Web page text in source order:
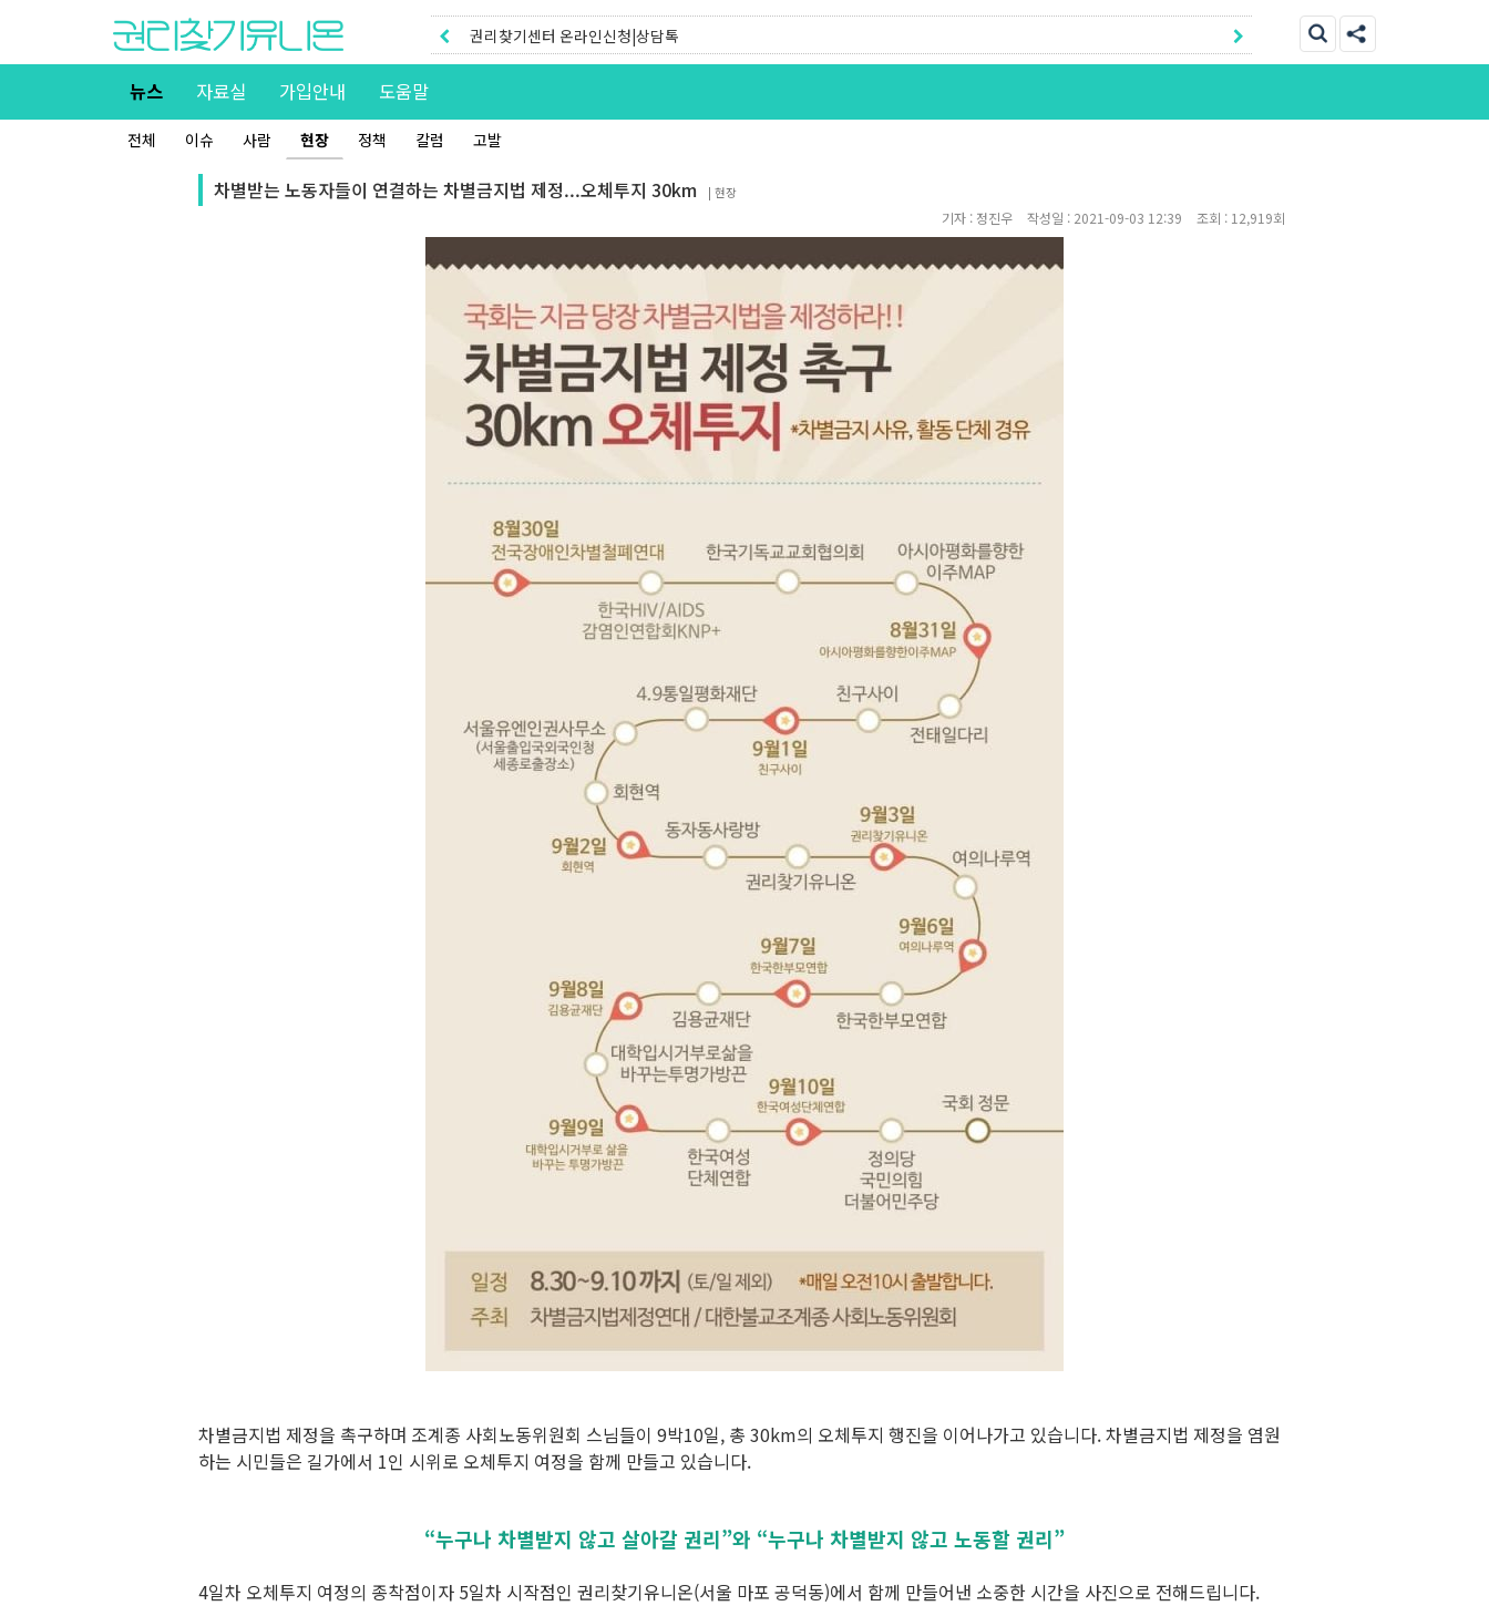
권리찾기유니온 조합원|후원안내
뉴스 자료실 가입안내 도움말
전체 이슈 사람 현장 정책 칼럼 고발
차별받는 노동자들이 연결하는 차별금지법 제정...오체투지 30km |현장
기자 : 정진우 작성일 : 2021-09-03 12:39 조회 : 12,919회
차별금지법 제정을 촉구하며 조계종 사회노동위원회 스님들이 9박10일, 총 30km의 오체투지 행진을 이어나가고 있습니다. 차별금지법 제정을 염원
하는 시민들은 길가에서 1인 시위로 오체투지 여정을 함께 만들고 있습니다.
“누구나 차별받지 않고 살아갈 권리”와 “누구나 차별받지 않고 노동할 권리”
4일차 오체투지 여정의 종착점이자 5일차 시작점인 권리찾기유니온(서울 마포 공덕동)에서 함께 만들어낸 소중한 시간을 사진으로 전해드립니다.